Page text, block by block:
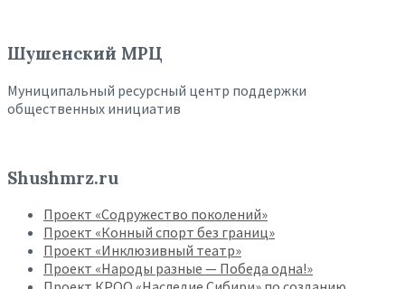
Шушенский МРЦ
Муниципальный ресурсный центр поддержки
общественных инициатив
Shushmrz.ru
Проект «Содружество поколений»
Проект «Конный спорт без границ»
Проект «Инклюзивный театр»
Проект «Народы разные — Победа одна!»